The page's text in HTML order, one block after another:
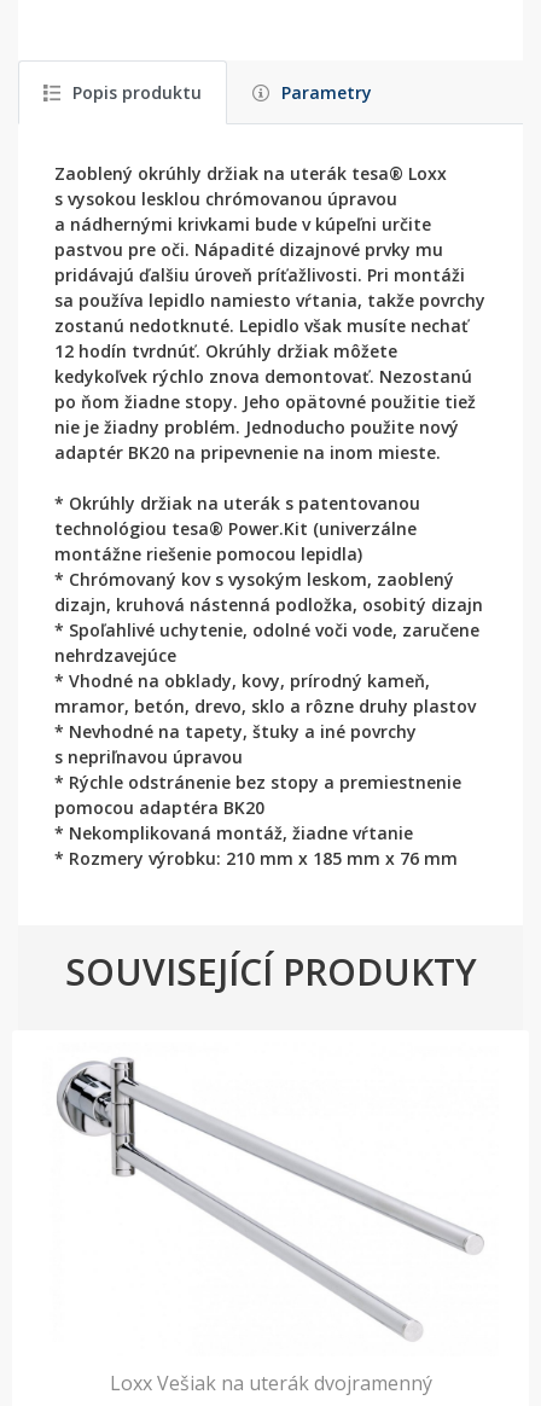
Popis produktu Parametry
Zaoblený okrúhly držiak na uterák tesa® Loxx
s vysokou lesklou chrómovanou úpravou
a nádhernými krivkami bude v kúpeľni určite
pastvou pre oči. Nápadité dizajnové prvky mu
pridávajú ďalšiu úroveň príťažlivosti. Pri montáži
sa používa lepidlo namiesto vŕtania, takže povrchy
zostanú nedotknuté. Lepidlo však musíte nechať
12 hodín tvrdnúť. Okrúhly držiak môžete
kedykoľvek rýchlo znova demontovať. Nezostanú
po ňom žiadne stopy. Jeho opätovné použitie tiež
nie je žiadny problém. Jednoducho použite nový
adaptér BK20 na pripevnenie na inom mieste.
* Okrúhly držiak na uterák s patentovanou
technológiou tesa® Power.Kit (univerzálne
montážne riešenie pomocou lepidla)
* Chrómovaný kov s vysokým leskom, zaoblený
dizajn, kruhová nástenná podložka, osobitý dizajn
* Spoľahlivé uchytenie, odolné voči vode, zaručene
nehrdzavejúce
* Vhodné na obklady, kovy, prírodný kameň,
mramor, betón, drevo, sklo a rôzne druhy plastov
* Nevhodné na tapety, štuky a iné povrchy
s nepriľnavou úpravou
* Rýchle odstránenie bez stopy a premiestnenie
pomocou adaptéra BK20
* Nekomplikovaná montáž, žiadne vŕtanie
* Rozmery výrobku: 210 mm x 185 mm x 76 mm
SOUVISEJÍCÍ PRODUKTY
Loxx Vešiak na uterák dvojramenný